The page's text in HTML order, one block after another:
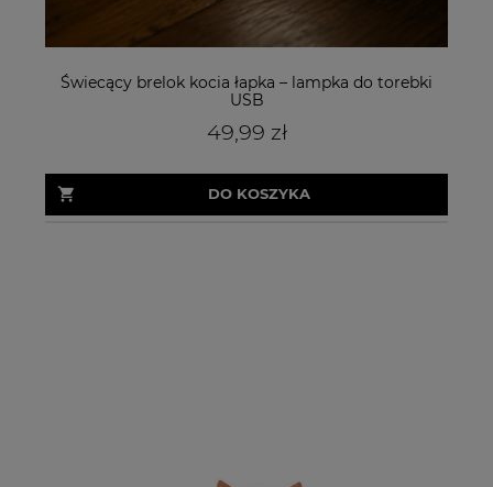
Świecący brelok kocia łapka – lampka do torebki
USB
49,99 zł
DO KOSZYKA